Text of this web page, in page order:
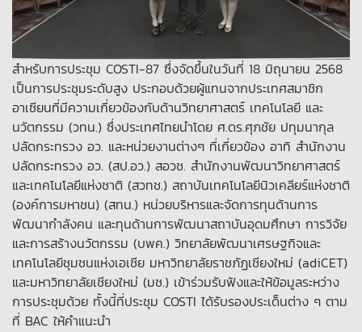
สำหรับการประชุม COSTI-87 ซึ่งจัดขึ้นในวันที่ 18 มิถุนายน 2568
เป็นการประชุมระดับสูง ประกอบด้วยผู้แทนจากประเทศสมาชิก
อาเซียนที่มีความเกี่ยวข้องกับด้านวิทยาศาสตร์ เทคโนโลยี และ
นวัตกรรม (วทน.) ซึ่งประเทศไทยนำโดย ศ.ดร.ศุภชัย ปทุมนากุล
ปลัดกระทรวง อว. และหน่วยงานต่างๆ ที่เกี่ยวข้อง อาทิ สำนักงาน
ปลัดกระทรวง อว. (สป.อว.) สอวช. สำนักงานพัฒนาวิทยาศาสตร์
และเทคโนโลยีแห่งชาติ (สวทช.) สถาบันเทคโนโลยีนิวเคลียร์แห่งชาติ
(องค์การมหาชน) (สทน.) หน่วยบริหารและจัดการทุนด้านการ
พัฒนากำลังคน และทุนด้านการพัฒนาสถาบันอุดมศึกษา การวิจัย
และการสร้างนวัตกรรม (บพค.) วิทยาลัยพัฒนาเศรษฐกิจและ
เทคโนโลยีชุมชนแห่งเอเชีย มหาวิทยาลัยราชภัฏเชียงใหม่ (adiCET)
และมหาวิทยาลัยเชียงใหม่ (มช.) เข้าร่วมรับฟังและให้ข้อมูลระหว่าง
การประชุมด้วย ทั้งนี้ที่ประชุม COSTI ได้รับรองประเด็นต่าง ๆ ตาม
ที่ BAC ให้คำแนะนำ